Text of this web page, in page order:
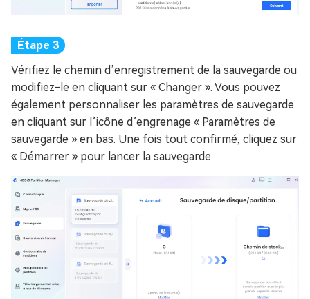
Vérifiez le chemin d’enregistrement de la sauvegarde ou
modifiez-le en cliquant sur « Changer ». Vous pouvez
également personnaliser les paramètres de sauvegarde
en cliquant sur l’icône d’engrenage « Paramètres de
sauvegarde » en bas. Une fois tout confirmé, cliquez sur
« Démarrer » pour lancer la sauvegarde.